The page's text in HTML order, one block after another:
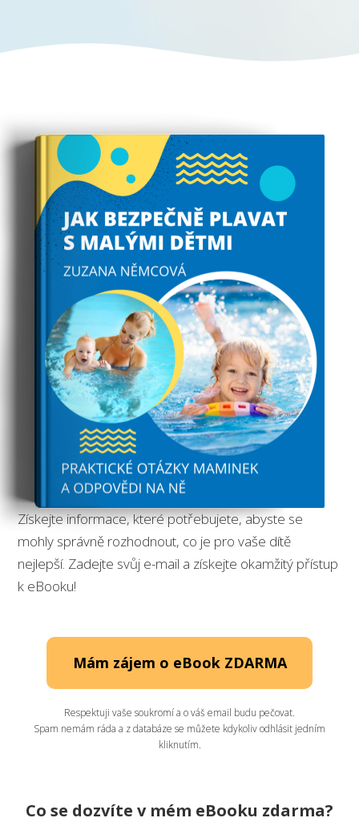
Získejte informace, které potřebujete, abyste se
mohly správně rozhodnout, co je pro vaše dítě
nejlepší. Zadejte svůj e-mail a získejte okamžitý přístup
k eBooku!
Mám zájem o eBook ZDARMA
Respektuji vaše soukromí a o váš email budu pečovat.
Spam nemám ráda a z databáze se můžete kdykoliv odhlásit jedním
kliknutím.
Co se dozvíte v mém eBooku zdarma?